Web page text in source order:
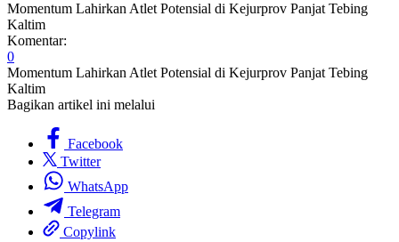
Momentum Lahirkan Atlet Potensial di Kejurprov Panjat Tebing
Kaltim
Komentar:
0
Momentum Lahirkan Atlet Potensial di Kejurprov Panjat Tebing
Kaltim
Bagikan artikel ini melalui
Facebook
Twitter
WhatsApp
Telegram
Copylink